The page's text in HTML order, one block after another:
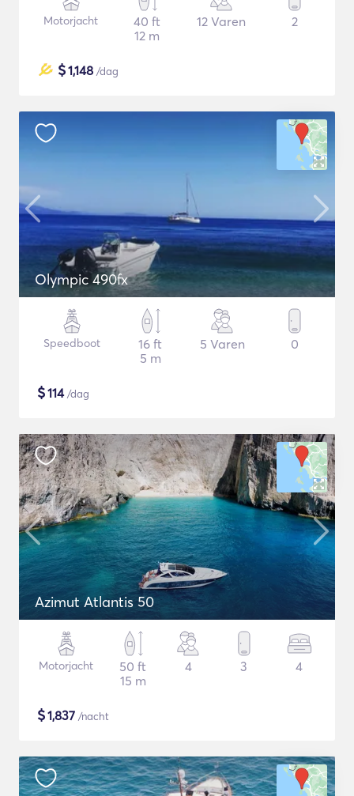
Motorjacht
40 ft
12 m
12 Varen 2
$1,148 /dag
Olympic 490fx
Speedboot
16 ft
5 m
5 Varen 0
$114/dag
Azimut Atlantis 50
Motorjacht
50 ft
15 m
4 3 4
$1,837 /nacht